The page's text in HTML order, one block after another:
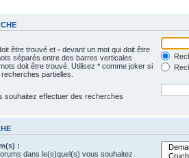
être trouvé et - devant un mot qui doit être
séparés entre des barres verticales
doit être trouvé. Utilisez * comme joker si
partielles.
souhaitez effectuer des recherches
:
dans le(s)quel(s) vous souhaitez